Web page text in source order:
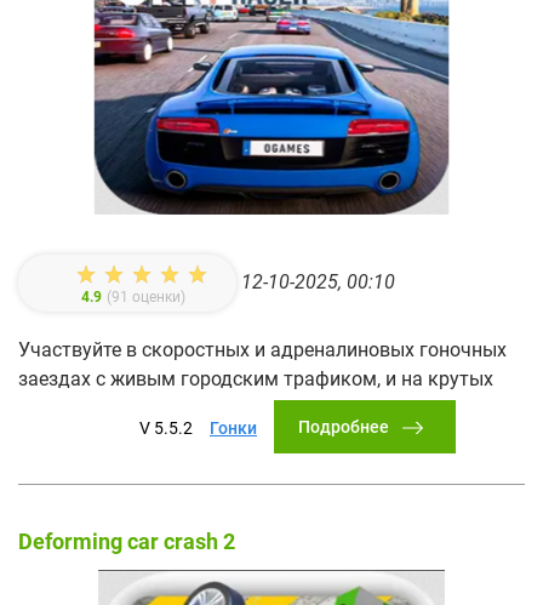
4.9 (91 оценки)
12-10-2025, 00:10
Участвуйте в скоростных и адреналиновых гоночных
заездах с живым городским трафиком, и на крутых
V 5.5.2 Гонки Подробнее
Deforming car crash 2